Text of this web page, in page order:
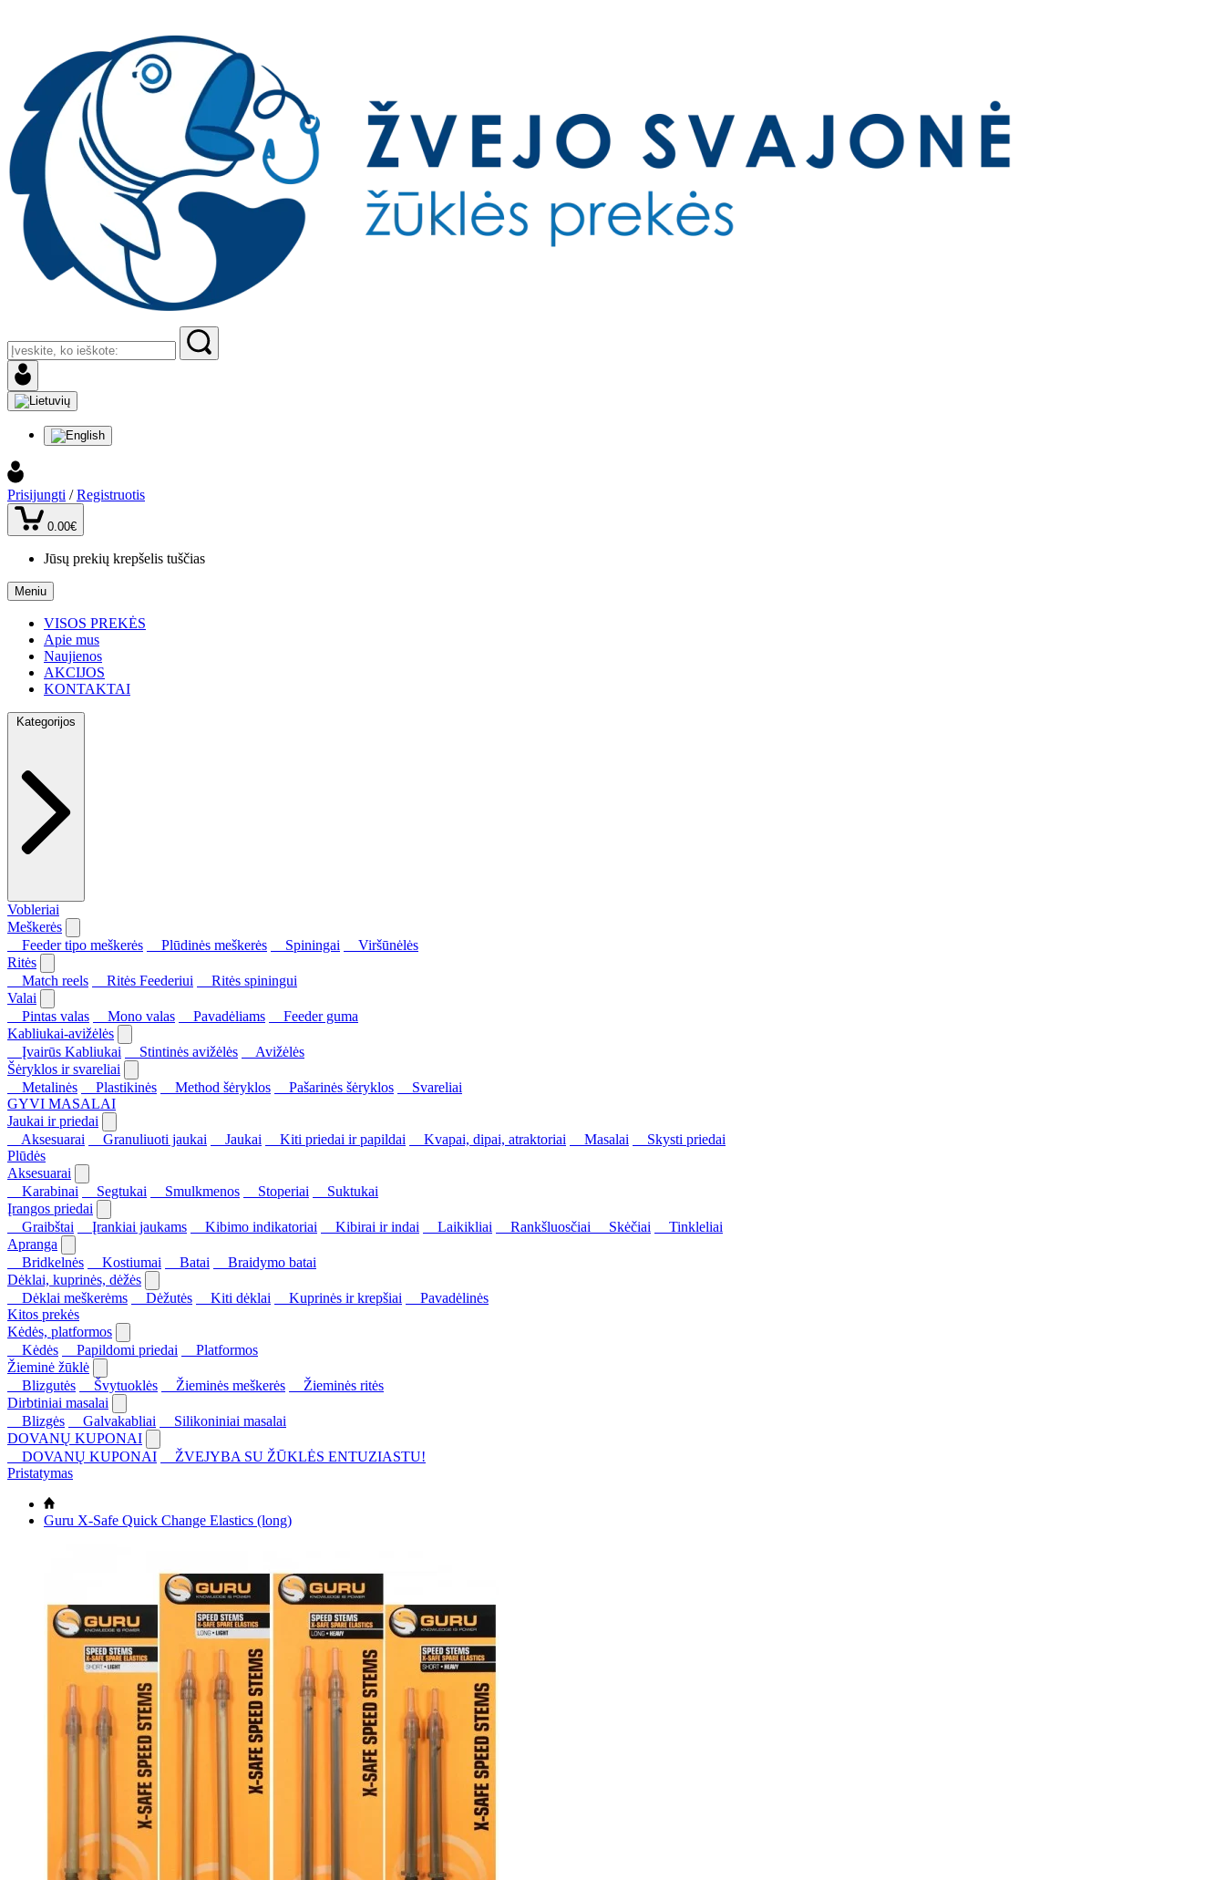
Prisijungti / Registruotis
0.00€
Jūsų prekių krepšelis tuščias
Meniu
VISOS PREKĖS
Apie mus
Naujienos
AKCIJOS
KONTAKTAI
Kategorijos
Vobleriai
Meškerės
Feeder tipo meškerės
Plūdinės meškerės Spiningai
Viršūnėlės
Ritės
Match reels
Ritės Feederiui
Ritės spiningui
Valai
Pintas valas
Mono valas Pavadėliams
Feeder guma
Kabliukai-avižėlės
Įvairūs Kabliukai
Stintinės avižėlės
Avižėlės
Šėryklos ir svareliai
Metalinės
Plastikinės Method šėryklos Pašarinės šėryklos
Svareliai
GYVI MASALAI
Jaukai ir priedai
Aksesuarai
Granuliuoti jaukai Jaukai Kiti priedai ir papildai Kvapai, dipai, atraktoriai Masalai
Skysti priedai
Plūdės
Aksesuarai
Karabinai
Segtukai Smulkmenos Stoperiai
Suktukai
Įrangos priedai
Graibštai
Įrankiai jaukams Kibimo indikatoriai Kibirai ir indai Laikikliai Rankšluosčiai Skėčiai
Tinkleliai
Apranga
Bridkelnės
Kostiumai Batai
Braidymo batai
Dėklai, kuprinės, dėžės
Dėklai meškerėms
Dėžutės Kiti dėklai Kuprinės ir krepšiai
Pavadėlinės
Kitos prekės
Kėdės, platformos
Kėdės
Papildomi priedai
Platformos
Žieminė žūklė
Blizgutės
Švytuoklės Žieminės meškerės
Žieminės ritės
Dirbtiniai masalai
Blizgės
Galvakabliai
Silikoniniai masalai
DOVANŲ KUPONAI
DOVANŲ KUPONAI
ŽVEJYBA SU ŽŪKLĖS ENTUZIASTU!
Pristatymas
Guru X-Safe Quick Change Elastics (long)